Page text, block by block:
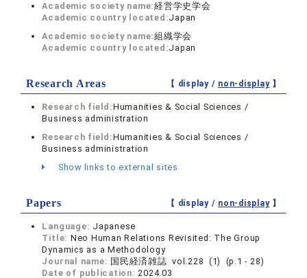
Academic society name:経営学史学会
Academic country located:Japan
Academic society name:組織学会
Academic country located:Japan
Research Areas 【 display / non-display】
Research field:Humanities & Social Sciences /
Business administration
Research field:Humanities & Social Sciences /
Business administration
Show links to external sites
Papers 【 display / non-display】
Language: Japanese
Title: Neo Human Relations Revisited: The Group
Dynamics as a Methodology
Journal name: 国民経済雑誌 vol.228 (1) (p.1 - 28)
Date of publication:2024.03